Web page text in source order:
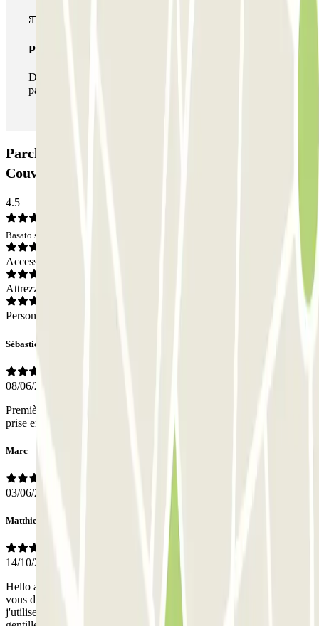
Pass illlimitato
Durante il tuo soggiorno potrai entrare e uscire dal
parcheggio tutte le volte che vorrai.
Parcheggio Boxx'in Aéroport Toulouse - Self -
Couvert: Opinioni
4.5
Basato su 22 opinioni
Accesso
Attrezzatura
Personale
Sébastien
08/06/2026
Première expérience et je suis très satisfait de la prestation. Accueil,
prise en charge, rien à dire, continuez ainsi!
Marc
03/06/2026
Matthieu
14/10/2025
Hello aux futurs utilisateurs de ce parking Je n'aurais qu'une chose à
vous dire ! Allez-y les yeux fermés je ne compte plus les fois où
j'utilise leur service et c'est toujours impeccable tout comme leur